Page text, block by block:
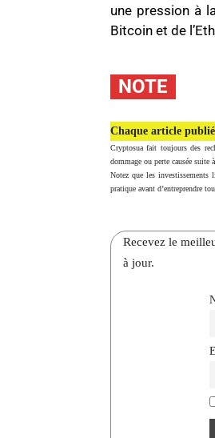
une pression à
Bitcoin et de
NOTE
Chaque article
Cryptosua fait toujours des
dommage ou perte causée
Notez que les investissements
pratique avant d’entreprendre
Recevez le
à jour.